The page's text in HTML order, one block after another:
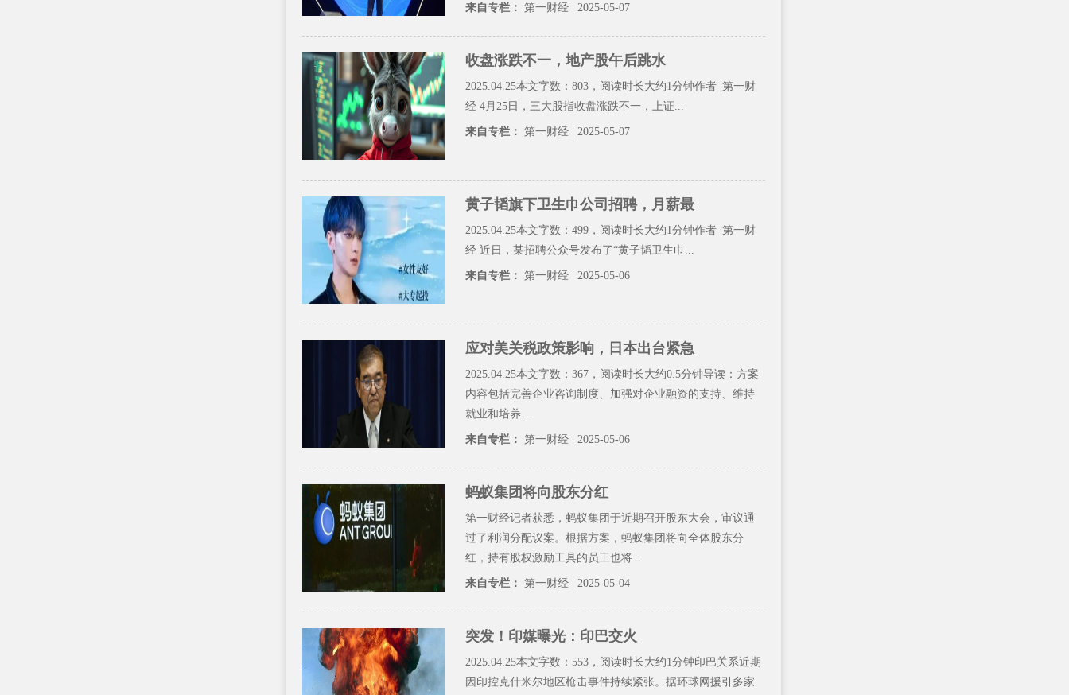
来自专栏： 第一财经 | 2025-05-07
收盘涨跌不一，地产股午后跳水
2025.04.25本文字数：803，阅读时长大约1分钟作者 |第一财
经 4月25日，三大股指收盘涨跌不一，上证...
来自专栏： 第一财经 | 2025-05-07
黄子韬旗下卫生巾公司招聘，月薪最
2025.04.25本文字数：499，阅读时长大约1分钟作者 |第一财
经 近日，某招聘公众号发布了“黄子韬卫生巾...
来自专栏： 第一财经 | 2025-05-06
应对美关税政策影响，日本出台紧急
2025.04.25本文字数：367，阅读时长大约0.5分钟导读：方案
内容包括完善企业咨询制度、加强对企业融资的支持、维持
就业和培养...
来自专栏： 第一财经 | 2025-05-06
蚂蚁集团将向股东分红
第一财经记者获悉，蚂蚁集团于近期召开股东大会，审议通
过了利润分配议案。根据方案，蚂蚁集团将向全体股东分
红，持有股权激励工具的员工也将...
来自专栏： 第一财经 | 2025-05-04
突发！印媒曝光：印巴交火
2025.04.25本文字数：553，阅读时长大约1分钟印巴关系近期
因印控克什米尔地区枪击事件持续紧张。据环球网援引多家